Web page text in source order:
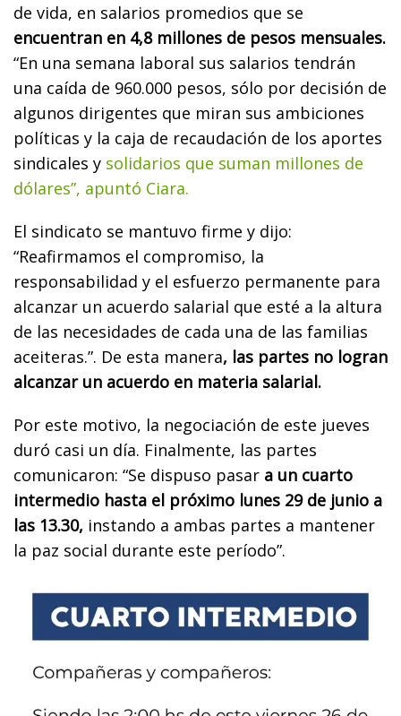
de vida, en salarios promedios que se
encuentran en 4,8 millones de pesos mensuales.
“En una semana laboral sus salarios tendrán
una caída de 960.000 pesos, sólo por decisión de
algunos dirigentes que miran sus ambiciones
políticas y la caja de recaudación de los aportes
sindicales y solidarios que suman millones de
dólares”, apuntó Ciara.
El sindicato se mantuvo firme y dijo:
“Reafirmamos el compromiso, la
responsabilidad y el esfuerzo permanente para
alcanzar un acuerdo salarial que esté a la altura
de las necesidades de cada una de las familias
aceiteras.”. De esta manera, las partes no logran
alcanzar un acuerdo en materia salarial.
Por este motivo, la negociación de este jueves
duró casi un día. Finalmente, las partes
comunicaron: “Se dispuso pasar a un cuarto
intermedio hasta el próximo lunes 29 de junio a
las 13.30, instando a ambas partes a mantener
la paz social durante este período”.